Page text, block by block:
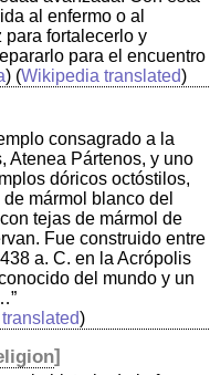
al enfermo o al
fortalecerlo y
para el encuentro
) (Wikipedia translated)
consagrado a la
Atenea Pártenos, y uno
dóricos octóstilos,
mármol blanco del
tejas de mármol de
Fue construido entre
a. C. en la Acrópolis
del mundo y un
)
]